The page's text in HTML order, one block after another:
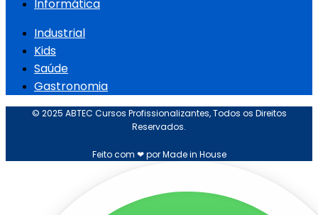
Informática
Industrial
Kids
Saúde
Gastronomia
© 2025 ABTEC Cursos Profissionalizantes, Todos os Direitos
Reservados.
Feito com ❤ por Made in House